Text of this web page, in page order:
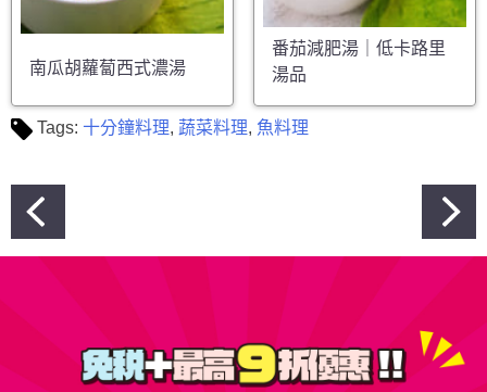
南瓜胡蘿蔔西式濃湯
番茄減肥湯｜低卡路里
湯品
Tags: 十分鐘料理, 蔬菜料理, 魚料理
文
章